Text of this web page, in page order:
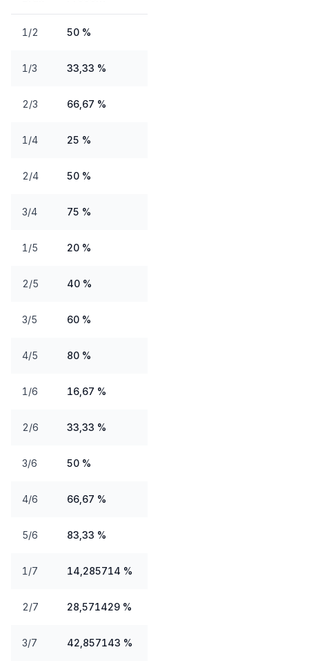
1/2 50 %
1/3 33,33 %
2/3 66,67 %
1/4 25 %
2/4 50 %
3/4 75 %
1/5 20 %
2/5 40 %
3/5 60 %
4/5 80 %
1/6 16,67 %
2/6 33,33 %
3/6 50 %
4/6 66,67 %
5/6 83,33 %
1/7 14,285714 %
2/7 28,571429 %
3/7 42,857143 %